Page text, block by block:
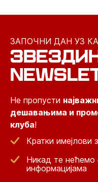
ЗАПОЧНИ ДАН УЗ
Не пропусти
дешавањима и
клуба!
Кратки имејлови
Никад те нећемо
информацијама